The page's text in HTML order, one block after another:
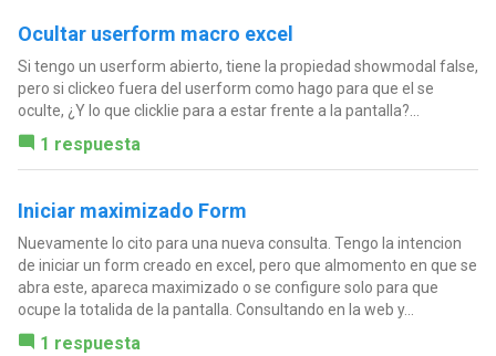
Ocultar userform macro excel
Si tengo un userform abierto, tiene la propiedad showmodal false,
pero si clickeo fuera del userform como hago para que el se
oculte, ¿Y lo que clicklie para a estar frente a la pantalla?...
1 respuesta
Iniciar maximizado Form
Nuevamente lo cito para una nueva consulta. Tengo la intencion
de iniciar un form creado en excel, pero que almomento en que se
abra este, apareca maximizado o se configure solo para que
ocupe la totalida de la pantalla. Consultando en la web y...
1 respuesta